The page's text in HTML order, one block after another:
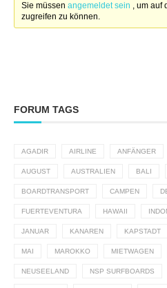
Sie müssenangemeldet sein , um auf
zugreifen zu können.
FORUM TAGS
AGADIR AIRLINE ANFÄNGER
AUGUST AUSTRALIEN BALI
BOARDTRANSPORT CAMPEN
FUERTEVENTURA HAWAII
JANUAR KANAREN KAPSTADT
MAI MAROKKO MIETWAGEN
NEUSEELAND NSP SURFBOARDS